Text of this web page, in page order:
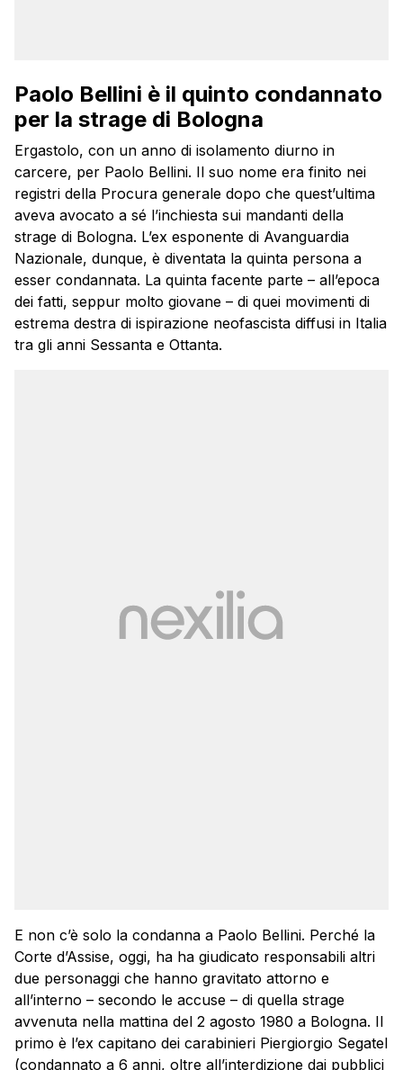
Paolo Bellini è il quinto condannato
per la strage di Bologna
Ergastolo, con un anno di isolamento diurno in
carcere, per Paolo Bellini. Il suo nome era finito nei
registri della Procura generale dopo che quest’ultima
aveva avocato a sé l’inchiesta sui mandanti della
strage di Bologna. L’ex esponente di Avanguardia
Nazionale, dunque, è diventata la quinta persona a
esser condannata. La quinta facente parte – all’epoca
dei fatti, seppur molto giovane – di quei movimenti di
estrema destra di ispirazione neofascista diffusi in Italia
tra gli anni Sessanta e Ottanta.
E non c’è solo la condanna a Paolo Bellini. Perché la
Corte d’Assise, oggi, ha ha giudicato responsabili altri
due personaggi che hanno gravitato attorno e
all’interno – secondo le accuse – di quella strage
avvenuta nella mattina del 2 agosto 1980 a Bologna. Il
primo è l’ex capitano dei carabinieri Piergiorgio Segatel
(condannato a 6 anni, oltre all’interdizione dai pubblici